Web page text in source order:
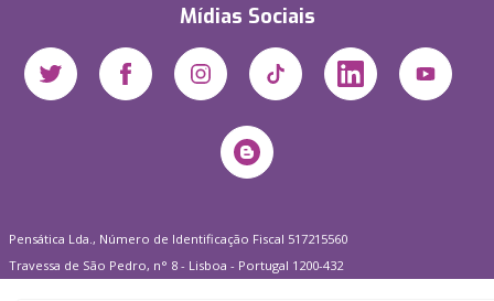
Mídias Sociais
Pensática Lda., Número de Identificação Fiscal 517215560
Travessa de São Pedro, n° 8 - Lisboa - Portugal 1200-432